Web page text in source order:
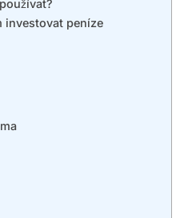
investovat peníze